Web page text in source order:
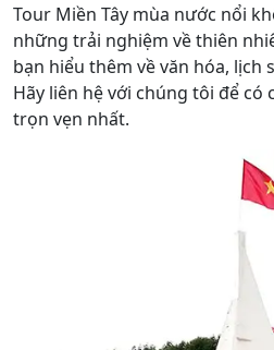
Tour Miền Tây mùa nước nổi
những trải nghiệm về thiên
bạn hiểu thêm về văn hóa, lịch
Hãy liên hệ với chúng tôi để có
trọn vẹn nhất.